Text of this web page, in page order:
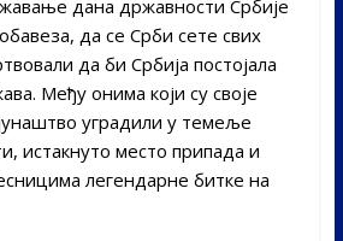
дана државности Србије
да се Срби сете свих
да би Србија постојала
Међу онима који су своје
уградили у темеље
истакнуто место припада и
легендарне битке на